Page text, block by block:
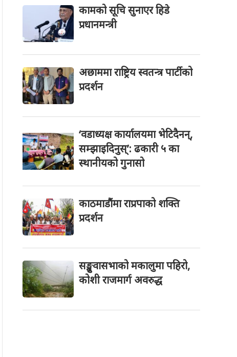
कामको सूचि सुनाएर हिडे
प्रधानमन्त्री
अछाममा राष्ट्रिय स्वतन्त्र पार्टीको
प्रदर्शन
‘वडाध्यक्ष कार्यालयमा भेटिदैनन्,
सम्झाइदिनुस्’: ढकारी ५ का
स्थानीयको गुनासो
काठमाडौंमा राप्रपाको शक्ति
प्रदर्शन
सङ्खुवासभाको मकालुमा पहिरो,
कोशी राजमार्ग अवरुद्ध